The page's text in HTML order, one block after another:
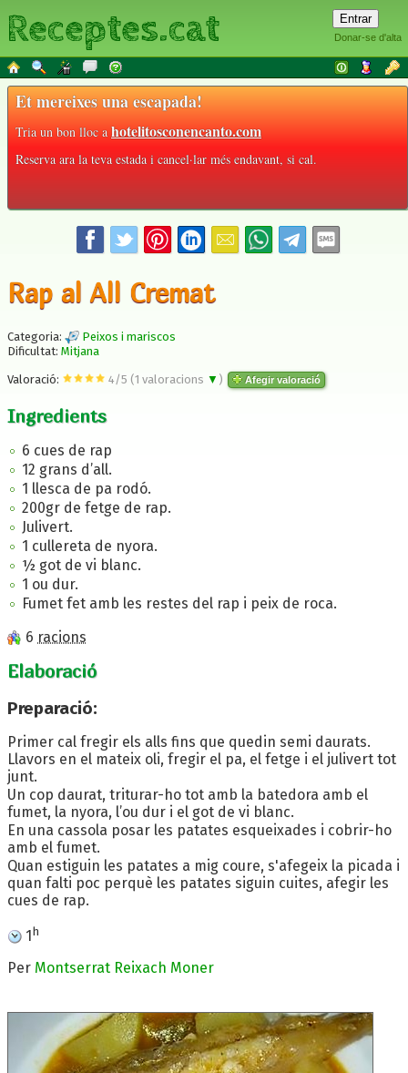
Donar-se d'alta
Receptes.cat
Et mereixes una escapada!
Tria un bon lloc ahotelitosconencanto.com
Reserva ara la teva estada i cancel·lar més endavant, si cal.
Rap al All Cremat
Categoria:
Peixos i mariscos
Dificultat: Mitjana
Valoració: 4 /5 (1 valoracions ▼ ) Afegir valoració
Ingredients
6 cues de rap
12 grans d’all.
1 llesca de pa rodó.
200gr de fetge de rap.
Julivert.
1 cullereta de nyora.
½ got de vi blanc.
1 ou dur.
Fumet fet amb les restes del rap i peix de roca.
6 racions
Elaboració
Preparació:
Primer cal fregir els alls fins que quedin semi daurats.
Llavors en el mateix oli, fregir el pa, el fetge i el julivert tot
junt.
Un cop daurat, triturar-ho tot amb la batedora amb el
fumet, la nyora, l’ou dur i el got de vi blanc.
En una cassola posar les patates esqueixades i cobrir-ho
amb el fumet.
Quan estiguin les patates a mig coure, s'afegeix la picada i
quan falti poc perquè les patates siguin cuites, afegir les
cues de rap.
1h
Per Montserrat Reixach Moner